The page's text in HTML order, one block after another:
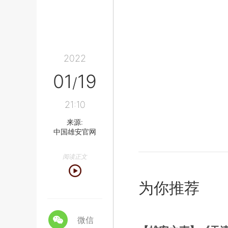
2022
01/19
21:10
来源:
中国雄安官网
阅读正文
微信
为你推荐